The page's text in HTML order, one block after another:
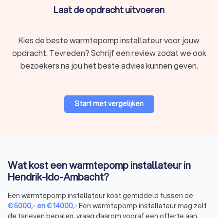
installatie, en eventuele bijkomende materialen. Ook wordt er
een planning opgesteld, waarbij rekening wordt gehouden
Installatievoorbereiding Voordat de daadwerkelijke installatie
begint, zorgt de installateur voor de nodige voorbereidingen.
Dit kan het aanpassen van het leidingwerk, elektrische
aansluitingen, en eventuele bouwkundige aanpassingen
vereist nauwkeurigheid en vakmanschap. De installateur voert
deze klus met expertise uit.
Stap 6: Elektrische aansluiting en configuratie
Laat de opdracht uitvoeren
Kies de beste warmtepomp installateur voor jouw
opdracht. Tevreden? Schrijf een review zodat we ook
bezoekers na jou het beste advies kunnen geven.
Start met vergelijken
Wat kost een warmtepomp installateur in
Hendrik-Ido-Ambacht?
Een warmtepomp installateur kost gemiddeld tussen de
€5000,- en€14000,-Een warmtepomp installateur mag zelf
de tarieven bepalen, vraag daarom vooraf een offerte aan.